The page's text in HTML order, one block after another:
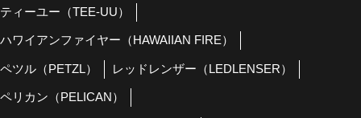
ティーユー（TEE-UU）
ハワイアンファイヤー（HAWAIIAN FIRE）
ペツル（PETZL） レッドレンザー（LEDLENSER）
ペリカン（PELICAN）